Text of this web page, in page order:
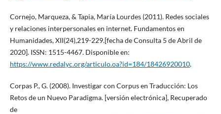
Cornejo, Marqueza, & Tapia, María Lourdes (2011). Redes sociales
y relaciones interpersonales en internet. Fundamentos en
Humanidades, XII(24),219-229.[fecha de Consulta 5 de Abril de
2020]. ISSN: 1515-4467. Disponible en:
https://www.redalyc.org/articulo.oa?id=184/18426920010.
Corpas P., G. (2008). Investigar con Corpus en Traducción: Los
Retos de un Nuevo Paradigma. [versión electrónica], Recuperado
de